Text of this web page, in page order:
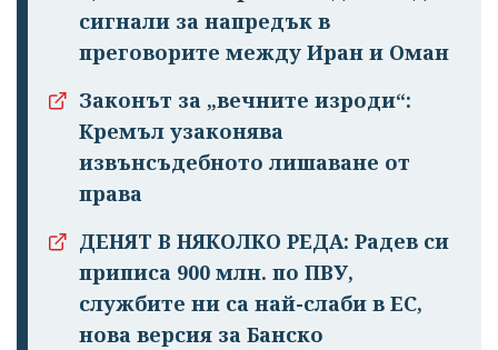
сигнали за напредък в
преговорите между Иран и Оман
Законът за „вечните изроди“:
Кремъл узаконява
извънсъдебното лишаване от
права
ДЕНЯТ В НЯКОЛКО РЕДА: Радев си
приписа 900 млн. по ПВУ,
службите ни са най-слаби в ЕС,
нова версия за Банско